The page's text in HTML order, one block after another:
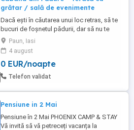
grătar / sală de evenimente
Dacă ești în căutarea unui loc retras, să te
bucuri de foșnetul pădurii, dar să nu te
îndepărtezi de oraș, Cabana din Pădure
este cea mai bună alegere. Punem la
dispoziție terasă amenajată cu grătar
pentru petreceri reușite sau seri liniștite
alături de cei apropiați. Capacitatea
Paun, Iasi
4 august
0 EUR/noapte
Telefon validat
Pensiune in 2 Mai
Pensiune în 2 Mai PHOENIX CAMP & STAY
Vă invită să vă petreceți vacanța la